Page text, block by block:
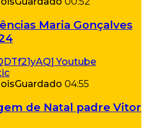
Maria Gonçalves
Guardado 04:55
de Natal padre Vitor